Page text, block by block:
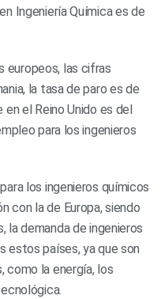
Ingeniería Química es de
europeos, las cifras
la tasa de paro es de
el Reino Unido es del
para los ingenieros
los ingenieros químicos
con la de Europa, siendo
la demanda de ingenieros
estos países, ya que son
como la energía, los